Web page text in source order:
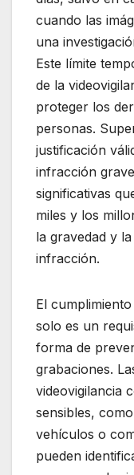
cuando las
una
Este límite
de la
proteger los
personas.
justificación
infracción
significativas
miles y los
la gravedad y
infracción.
El
solo es un
forma de
grabaciones.
videovigilancia
sensibles,
vehículos o
pueden